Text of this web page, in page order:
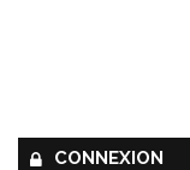
CONNEXION